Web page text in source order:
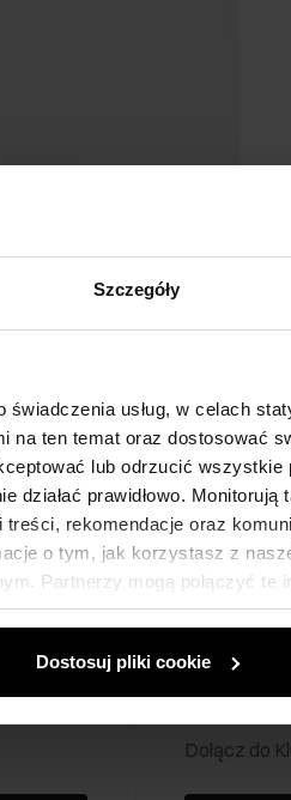
Szczegóły
świadczenia usług, w celach
na ten temat oraz dostosować
lub odrzucić
działać prawidłowo.
rekomendacje oraz
o tym, jak korzystasz z
Partnerzy mogą połączyć
z ich usług.
Dostosuj pliki cookie
Klub
Dołącz do